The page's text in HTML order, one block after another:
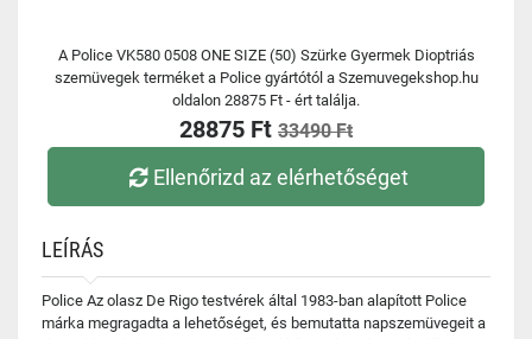
A Police VK580 0508 ONE SIZE (50) Szürke Gyermek Dioptriás
szemüvegek terméket a Police gyártótól a Szemuvegekshop.hu
oldalon 28875 Ft - ért találja.
28875 Ft 33490 Ft
Ellenőrizd az elérhetőséget
LEÍRÁS
Police Az olasz De Rigo testvérek által 1983-ban alapított Police
márka megragadta a lehetőséget, és bemutatta napszemüvegeit a